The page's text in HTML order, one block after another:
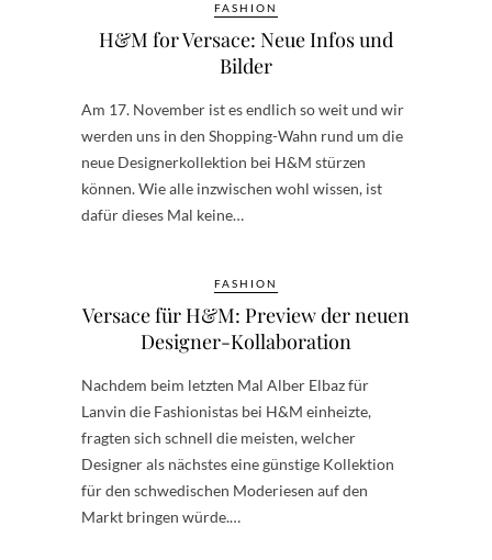
FASHION
H&M for Versace: Neue Infos und
Bilder
Am 17. November ist es endlich so weit und wir
werden uns in den Shopping-Wahn rund um die
neue Designerkollektion bei H&M stürzen
können. Wie alle inzwischen wohl wissen, ist
dafür dieses Mal keine…
FASHION
Versace für H&M: Preview der neuen
Designer-Kollaboration
Nachdem beim letzten Mal Alber Elbaz für
Lanvin die Fashionistas bei H&M einheizte,
fragten sich schnell die meisten, welcher
Designer als nächstes eine günstige Kollektion
für den schwedischen Moderiesen auf den
Markt bringen würde.…